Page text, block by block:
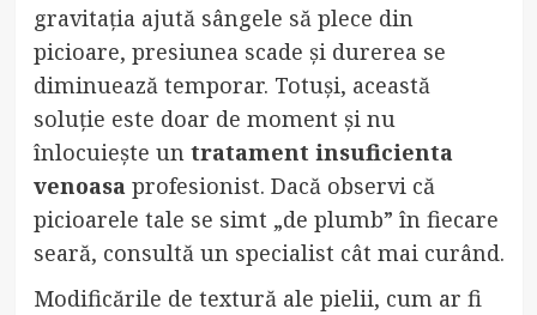
gravitația ajută sângele să plece din
picioare, presiunea scade și durerea se
diminuează temporar. Totuși, această
soluție este doar de moment și nu
înlocuiește un tratament insuficienta
venoasaprofesionist. Dacă observi că
picioarele tale se simt „de plumb” în fiecare
seară, consultă un specialist cât mai curând.
Modificările de textură ale pielii, cum ar fi